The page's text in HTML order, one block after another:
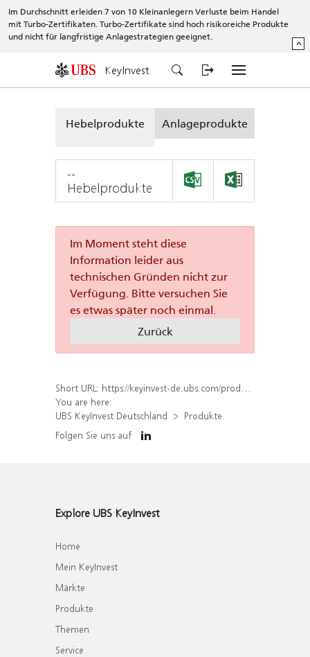
Im Durchschnitt erleiden 7 von 10 Kleinanlegern Verluste beim Handel
mit Turbo-Zertifikaten. Turbo-Zertifikate sind hoch risikoreiche Produkte
und nicht für langfristige Anlagestrategien geeignet.
^
KeyInvest
Hebelprodukte Anlageprodukte
--
Hebelprodukte
Im Moment steht diese
Information leider aus
technischen Gründen nicht zur
Verfügung. Bitte versuchen Sie
es etwas später noch einmal.
Zurück
Short URL: https://keyinvest-de.ubs.com/produkt/liste?underlyings%5B%5D=11442111
You are here:
UBS KeyInvest Deutschland
Produkte
Folgen Sie uns auf
Explore UBS KeyInvest
Home
Mein KeyInvest
Märkte
Produkte
Themen
Service